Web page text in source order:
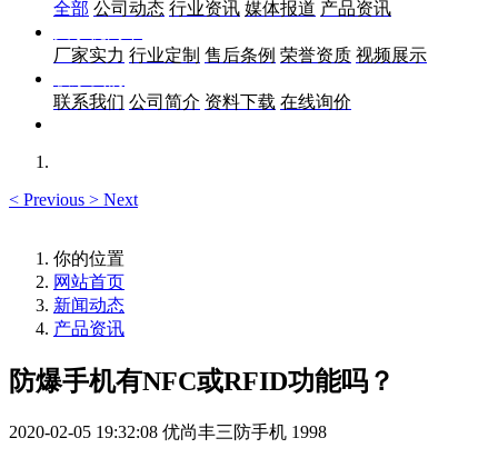
全部 公司动态 行业资讯 媒体报道 产品资讯
厂家实力 行业定制 售后条例 荣誉资质 视频展示
联系我们 公司简介 资料下载 在线询价
< Previous > Next
你的位置
网站首页
新闻动态
产品资讯
防爆手机有NFC或RFID功能吗？
2020-02-05 19:32:08 优尚丰三防手机 1998